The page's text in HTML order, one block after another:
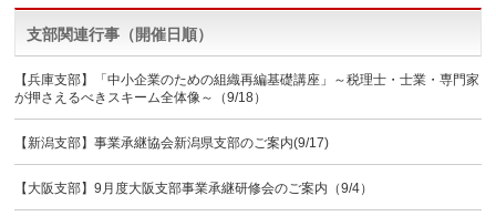
支部関連行事（開催日順）
【兵庫支部】「中小企業のための組織再編基礎講座」～税理士・士業・専門家
が押さえるべきスキーム全体像～（9/18）
【新潟支部】事業承継協会新潟県支部のご案内(9/17)
【大阪支部】9月度大阪支部事業承継研修会のご案内（9/4）